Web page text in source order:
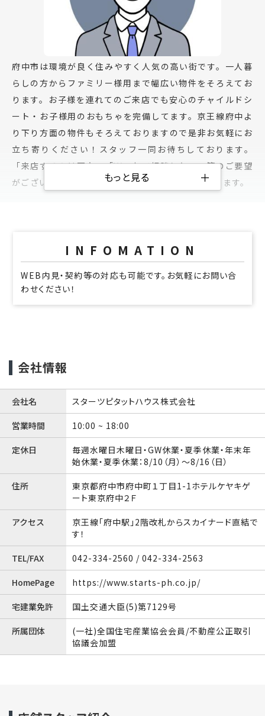
府中市は環境が良く住みやすく人気の高い街です。一人暮
らしの方からファミリー様用まで幅広い物件をそろえてお
ります。お子様を連れてのご来店でも安心のチャイルドシ
ート・お子様用のおもちゃを完備してます。京王線府中よ
り下り方面の物件もそろえておりますので是非お気軽にお
立ち寄りください！スタッフ一同お待ちしております。
「来店するのは不安」「Ｗｅｂで相談したい」等のご要望
がございましたら、Web接客サービスも承っております。
もっと見る ＋
INFOMATION
WEB内見・契約等の対応も可能です。お気軽にお問い合
わせください！
会社情報
会社名 スターツピタットハウス株式会社
営業時間 10:00 ~ 18:00
定休日
毎週水曜日木曜日・GW休業・夏季休業・年末年
始休業・夏季休業：8/10（月）〜8/16（日）
住所
東京都府中市府中町１丁目1-1ホテルケヤキゲ
ート東京府中２Ｆ
アクセス
京王線「府中駅」2階改札からスカイナード直結で
す！
TEL/FAX 042-334-2560 / 042-334-2563
HomePage https://www.starts-ph.co.jp/
宅建業免許 国土交通大臣(5)第7129号
所属団体
(一社)全国住宅産業協会会員/不動産公正取引
協議会加盟